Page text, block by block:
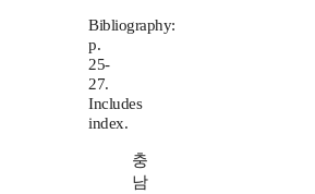
Bibliography:
p.
25-
27.
Includes
index.
충
남